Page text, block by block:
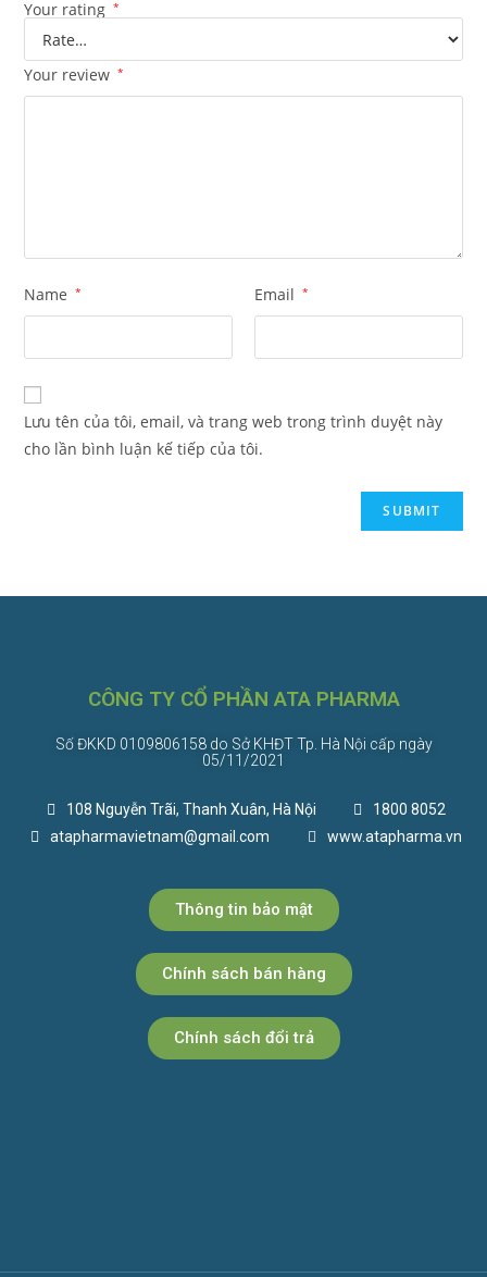
Your rating *
Your review *
Name * Email *
Lưu tên của tôi, email, và trang web trong trình duyệt này
cho lần bình luận kế tiếp của tôi.
CÔNG TY CỔ PHẦN ATA PHARMA
Số ĐKKD 0109806158 do Sở KHĐT Tp. Hà Nội cấp ngày
05/11/2021
108 Nguyễn Trãi, Thanh Xuân, Hà Nội
1800 8052
atapharmavietnam@gmail.com
www.atapharma.vn
Thông tin bảo mật
Chính sách bán hàng
Chính sách đổi trả